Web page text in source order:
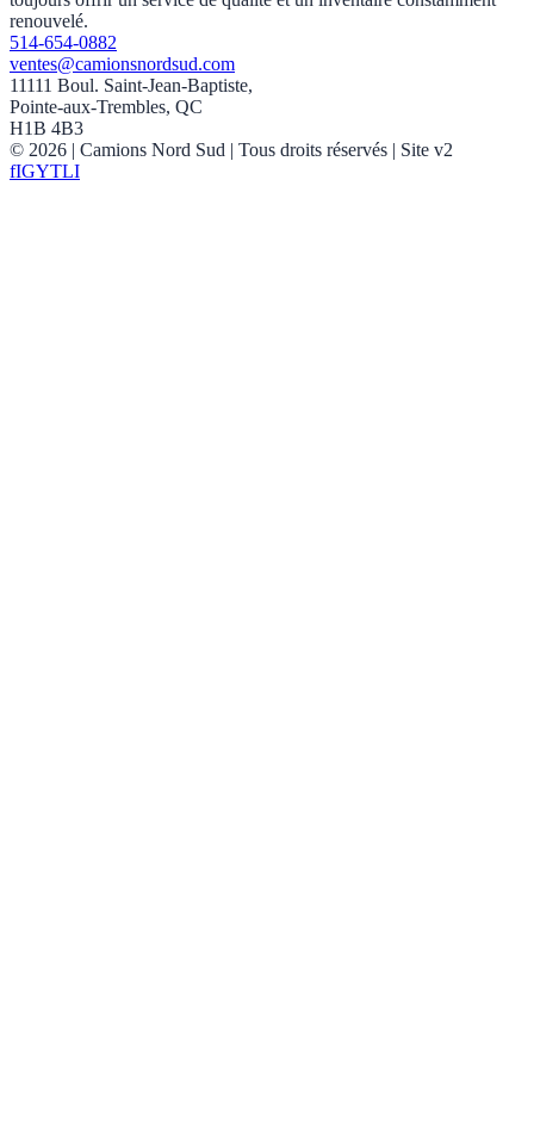
renouvelé.
514-654-0882
ventes@camionsnordsud.com
11111 Boul. Saint-Jean-Baptiste,
Pointe-aux-Trembles, QC
H1B 4B3
© 2026 | Camions Nord Sud | Tous droits réservés | Site v2
fIGYTLI